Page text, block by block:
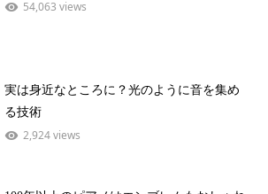
54,063 views
実は身近なところに？光のように音を集め
る技術
2,924 views